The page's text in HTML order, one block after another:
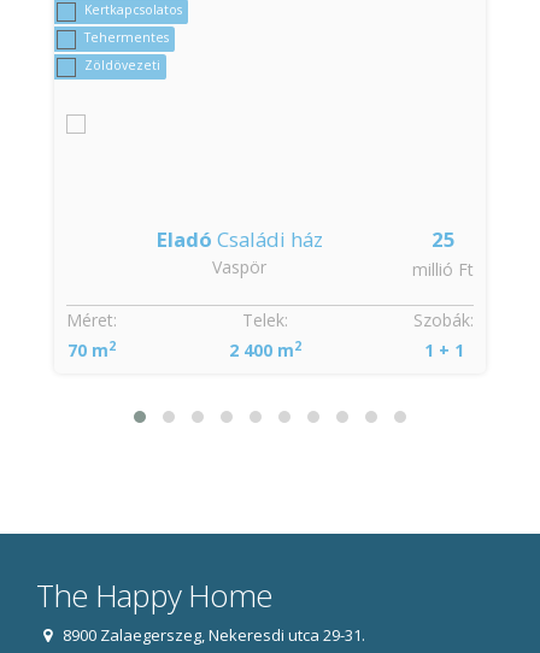
Kertkapcsolatos
Tehermentes
Zöldövezeti
25
millió Ft
Eladó Családi ház
Vaspör
Szobák:
1 + 1
Méret:
70 m2
Telek:
2 400 m2
The Happy Home
8900 Zalaegerszeg, Nekeresdi utca 29-31.